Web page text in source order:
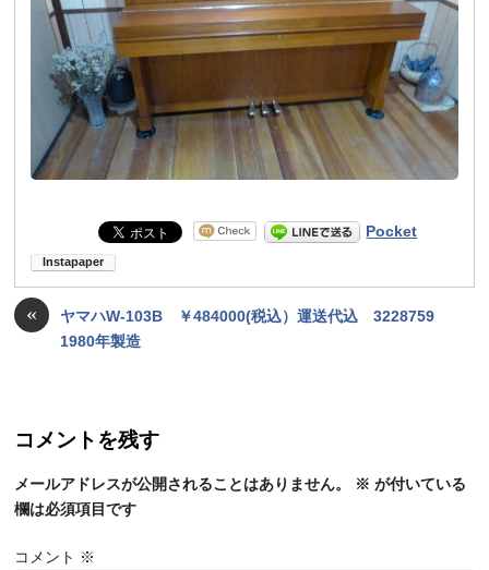
Pocket
«
ヤマハW-103B ￥484000(税込）運送代込 3228759
1980年製造
コメントを残す
メールアドレスが公開されることはありません。 ※ が付いている
欄は必須項目です
コメント ※